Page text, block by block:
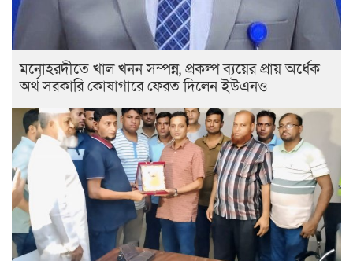
মনোহরদীতে খাল খনন সম্পন্ন, প্রকল্প ব্যয়ের প্রায় অর্ধেক
অর্থ সরকারি কোষাগারে ফেরত দিলেন ইউএনও